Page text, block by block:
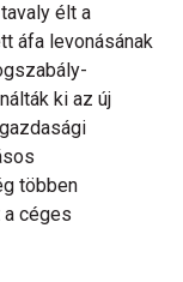
élt a
áfa levonásának
ki az új
többen
céges